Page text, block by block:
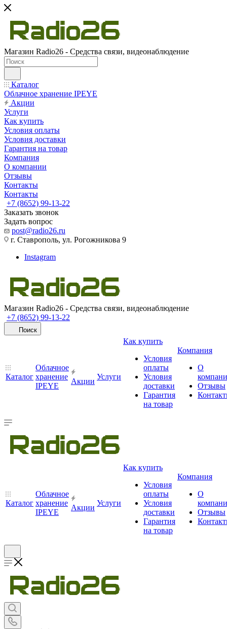
Магазин Radio26 - Средства связи, видеонаблюдение
Каталог
Облачное хранение IPEYE
Акции
Услуги
Как купить
Условия оплаты
Условия доставки
Гарантия на товар
Компания
О компании
Отзывы
Контакты
Контакты
+7 (8652) 99-13-22
Заказать звонок
Задать вопрос
post@radio26.ru
г. Ставрополь, ул. Рогожникова 9
Instagram
Магазин Radio26 - Средства связи, видеонаблюдение
+7 (8652) 99-13-22
Поиск
Каталог
Облачное
хранение
IPEYE
Акции
Услуги
Как купить
Условия
оплаты
Условия
доставки
Гарантия
на товар
Компания
О
Отзывы
Каталог
Облачное
хранение
IPEYE
Акции
Услуги
Как купить
Условия
оплаты
Условия
доставки
Гарантия
на товар
Компания
О
Отзывы